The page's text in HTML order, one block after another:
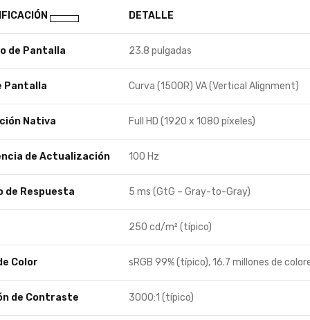
DETALLE
de Pantalla 23.8 pulgadas
Pantalla Curva (1500R) VA (Vertical Alignment)
Nativa Full HD (1920 x 1080 píxeles)
de Actualización 100 Hz
de Respuesta 5 ms (GtG – Gray-to-Gray)
250 cd/m² (típico)
Color sRGB 99% (típico), 16.7 millones de
de Contraste 3000:1 (típico)